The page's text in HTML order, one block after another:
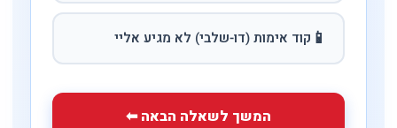
📱 קוד אימות (דו-שלבי) לא מגיע אליי
המשך לשאלה הבאה ⬅